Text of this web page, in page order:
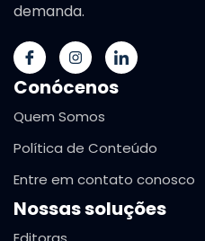
demanda.
Conócenos
Quem Somos
Política de Conteúdo
Entre em contato conosco
Nossas soluções